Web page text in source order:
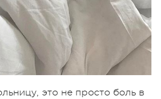
это не просто боль в